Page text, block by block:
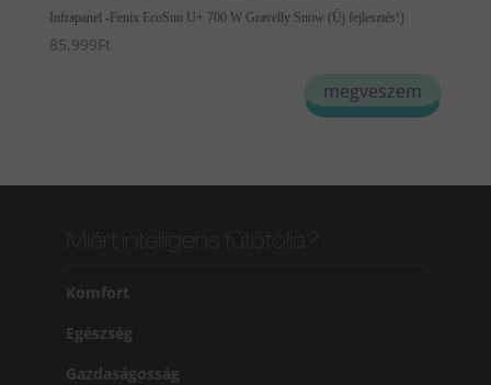
Infrapanel -Fenix EcoSun U+ 700 W Gravelly Snow (Új fejlesztés!)
85,999Ft
megveszem
Komfort
Egészség
Gazdaságosság